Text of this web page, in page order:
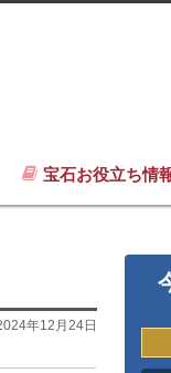
宝石お役立ち情
年12月24日